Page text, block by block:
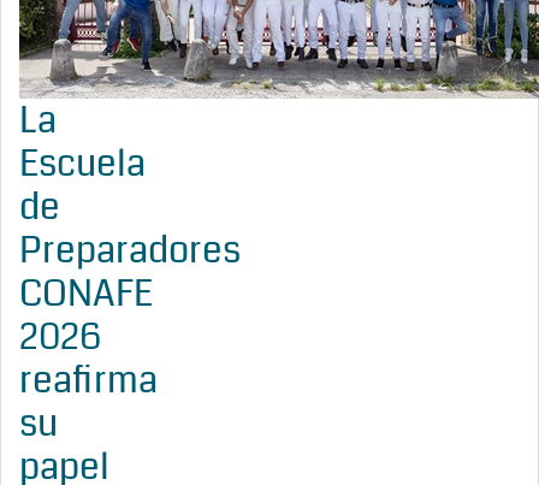
La
Escuela
de
Preparadores
CONAFE
2026
reafirma
su
papel